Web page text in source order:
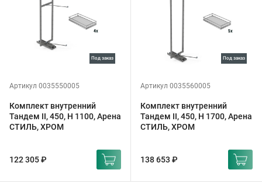
под заказ
Артикул 0035550005
Комплект внутренний
Тандем II, 450, H 1100, Арена
СТИЛЬ, ХРОМ
122 305 ₽
под заказ
Артикул 0035560005
Комплект внутренний
Тандем II, 450, H 1700, Арена
СТИЛЬ, ХРОМ
138 653 ₽